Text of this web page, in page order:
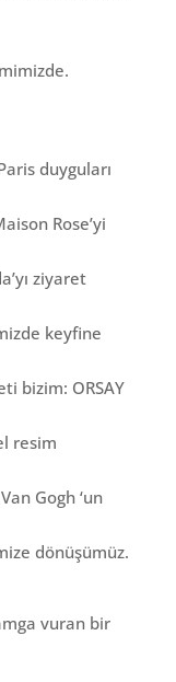
duyguları
Rose’yi
ziyaret
keyfine
bizim: ORSAY
resim
Gogh ‘un
dönüşümüz.
vuran bir